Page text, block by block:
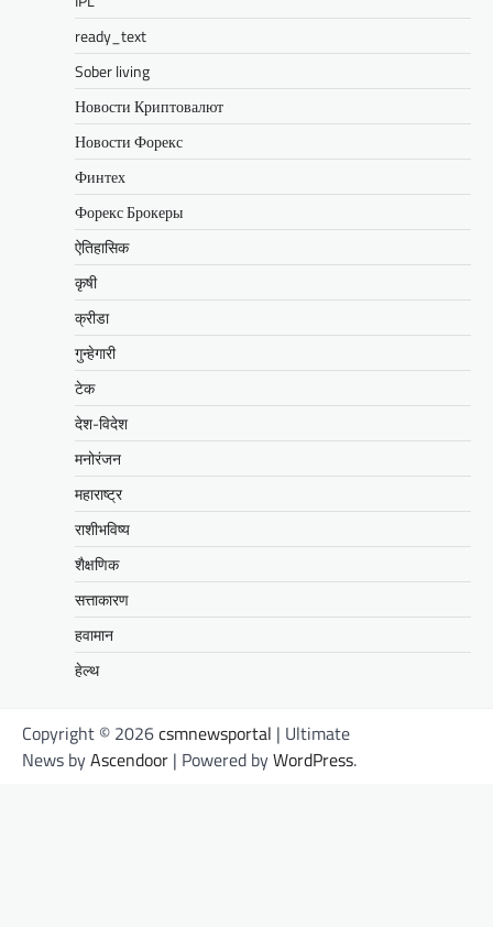
ready_text
Sober living
Новости Криптовалют
Новости Форекс
Финтех
Форекс Брокеры
ऐतिहासिक
कृषी
क्रीडा
गुन्हेगारी
टेक
देश-विदेश
मनोरंजन
महाराष्ट्र
राशीभविष्य
शैक्षणिक
सत्ताकारण
हवामान
हेल्थ
Copyright © 2026csmnewsportal | Ultimate
News byAscendoor | Powered byWordPress.